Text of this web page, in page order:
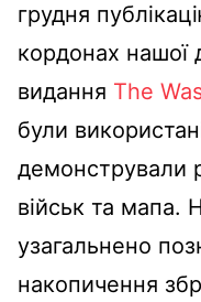
грудня
кордонах нашої
видання The
були
демонстрували
військ та мапа.
узагальнено
накопичення